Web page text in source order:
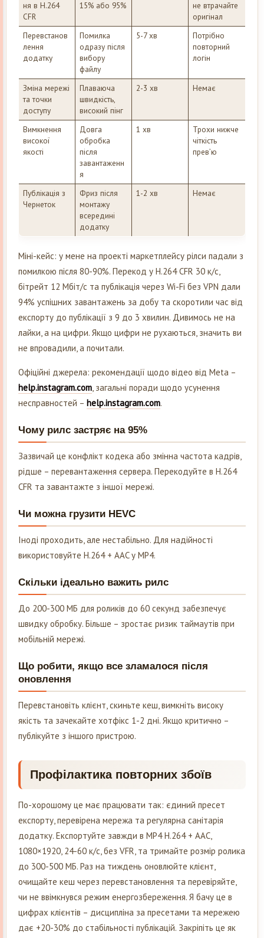
ня в H.264
CFR
15% або 95%
не втрачайте
оригінал
Перевстанов
лення
додатку
Помилка
одразу після
вибору
файлу
5-7 хв
Потрібно
повторний
логін
Зміна мережі
та точки
доступу
Плаваюча
швидкість,
високий пінг
2-3 хв Немає
Вимкнення
високої
якості
Довга
обробка
після
завантаженн
я
1 хв
Трохи нижче
чіткість
прев’ю
Публікація з
Чернеток
Фриз після
монтажу
всередині
додатку
1-2 хв Немає
Міні-кейс: у мене на проекті маркетплейсу рілси падали з
помилкою після 80-90%. Перекод у H.264 CFR 30 к/с,
бітрейт 12 Мбіт/с та публікація через Wi-Fi без VPN дали
94% успішних завантажень за добу та скоротили час від
експорту до публікації з 9 до 3 хвилин. Дивимось не на
лайки, а на цифри. Якщо цифри не рухаються, значить ви
не впровадили, а почитали.
Офіційні джерела: рекомендації щодо відео від Meta –
help.instagram.com, загальні поради щодо усунення
несправностей – help.instagram.com.
Чому рилс застряє на 95%
Зазвичай це конфлікт кодека або змінна частота кадрів,
рідше – перевантаження сервера. Перекодуйте в H.264
CFR та завантажте з іншої мережі.
Чи можна грузити HEVC
Іноді проходить, але нестабільно. Для надійності
використовуйте H.264 + AAC у MP4.
Скільки ідеально важить рилс
До 200-300 МБ для роликів до 60 секунд забезпечує
швидку обробку. Більше – зростає ризик таймаутів при
мобільній мережі.
Що робити, якщо все зламалося після
оновлення
Перевстановіть клієнт, скиньте кеш, вимкніть високу
якість та зачекайте хотфікс 1-2 дні. Якщо критично –
публікуйте з іншого пристрою.
Профілактика повторних збоїв
По-хорошому це має працювати так: єдиний пресет
експорту, перевірена мережа та регулярна санітарія
додатку. Експортуйте завжди в MP4 H.264 + AAC,
1080×1920, 24-60 к/с, без VFR, та тримайте розмір ролика
до 300-500 МБ. Раз на тиждень оновлюйте клієнт,
очищайте кеш через перевстановлення та перевіряйте,
чи не ввімкнувся режим енергозбереження. Я бачу це в
цифрах клієнтів – дисципліна за пресетами та мережею
дає +20-30% до стабільності публікацій. Закріпіть це як